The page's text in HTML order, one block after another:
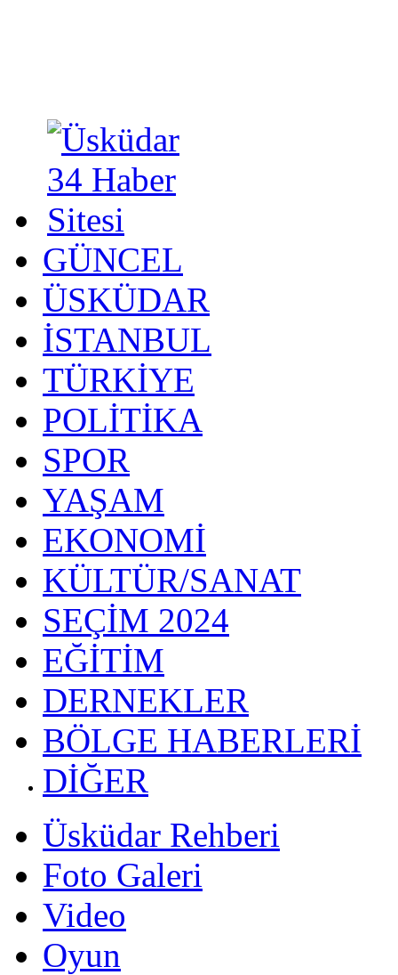
GÜNCEL
ÜSKÜDAR
İSTANBUL
TÜRKİYE
POLİTİKA
SPOR
YAŞAM
EKONOMİ
KÜLTÜR/SANAT
SEÇİM 2024
EĞİTİM
DERNEKLER
BÖLGE HABERLERİ
DİĞER
Üsküdar Rehberi
Foto Galeri
Video
Oyun